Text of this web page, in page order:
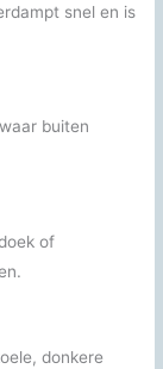
snel en is
buiten
of
donkere